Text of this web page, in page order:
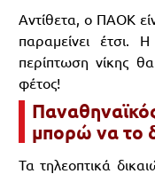
Αντίθετα, ο ΠΑΟΚ
παραμείνει έτσι.
περίπτωση νίκης
φέτος!
μπορώ να το
Τα τηλεοπτικά